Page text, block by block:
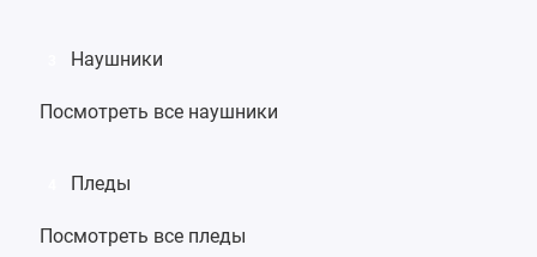
Наушники
Посмотреть все наушники
Пледы
Посмотреть все пледы